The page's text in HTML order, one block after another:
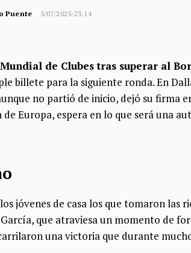
Puente 5/07/2025-23:14
de Clubes tras superar al
billete para la siguiente ronda. En
no partió de inicio, dejó su firma
Europa, espera en lo que será una
jóvenes de casa los que tomaron las
que atraviesa un momento de
una victoria que durante